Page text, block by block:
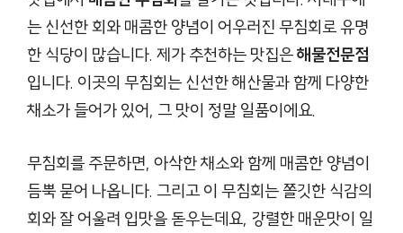
는 신선한 회와 매콤한 양념이 어우러진 무침회로 유명
한 식당이 많습니다. 제가 추천하는 맛집은해물전문점
입니다. 이곳의 무침회는 신선한 해산물과 함께 다양한
채소가 들어가 있어, 그 맛이 정말 일품이에요.
무침회를 주문하면, 아삭한 채소와 함께 매콤한 양념이
듬뿍 묻어 나옵니다. 그리고 이 무침회는 쫄깃한 식감의
회와 잘 어울려 입맛을 돋우는데요, 강렬한 매운맛이 일